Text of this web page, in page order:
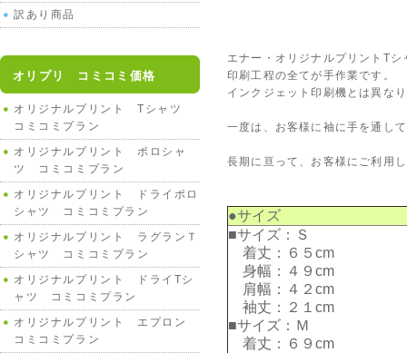
エナー・オリジナルプリントT
印刷工程の全てが手作業です。
インクジェット印刷機とは異な
一度は、お客様に袖に手を通し
長期に亘って、お客様にご利用
●サイズ
■サイズ：Ｓ
着丈：６５cm
身幅：４９cm
肩幅：４２cm
袖丈：２１cm
■サイズ：Ｍ
着丈：６９cm
訳あり商品
オリプリ コミコミ価格
オリジナルプリント Tシャツ
コミコミプラン
オリジナルプリント ポロシャ
ツ コミコミプラン
オリジナルプリント ドライポロ
シャツ コミコミプラン
オリジナルプリント ラグランＴ
シャツ コミコミプラン
オリジナルプリント ドライTシ
ャツ コミコミプラン
オリジナルプリント エプロン
コミコミプラン